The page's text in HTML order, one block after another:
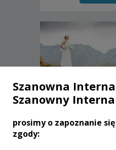
Szanowna
Szanowny
prosimy o zapoznanie
zgody: